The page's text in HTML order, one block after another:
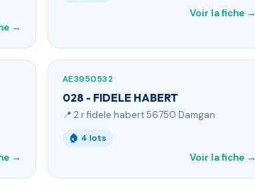
→
Voir la fiche →
→
AE3950532
028 - FIDELE HABERT
📍 2 r fidele habert 56750 Damgan
🏠 4 lots
Voir la fiche →